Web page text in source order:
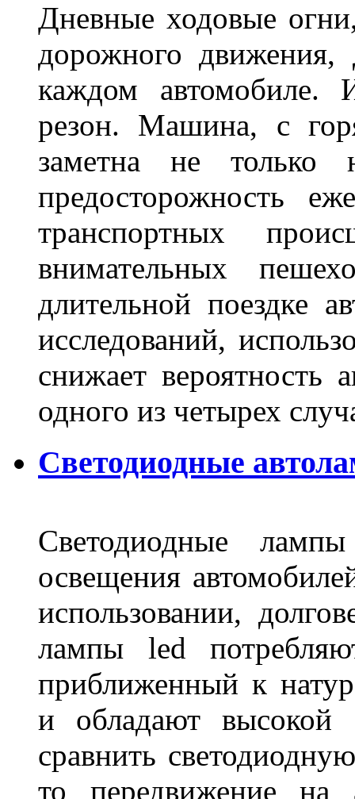
Дневные ходовые
дорожного
каждом автомобиле.
резон. Машина, с
заметна не
предосторожность
транспортных
внимательных
длительной поездке
исследований,
снижает вероятность
одного из четырех
Светодиодные
Светодиодные
освещения
использовании,
лампы led
приближенный к
и обладают высокой
сравнить
то передвижение